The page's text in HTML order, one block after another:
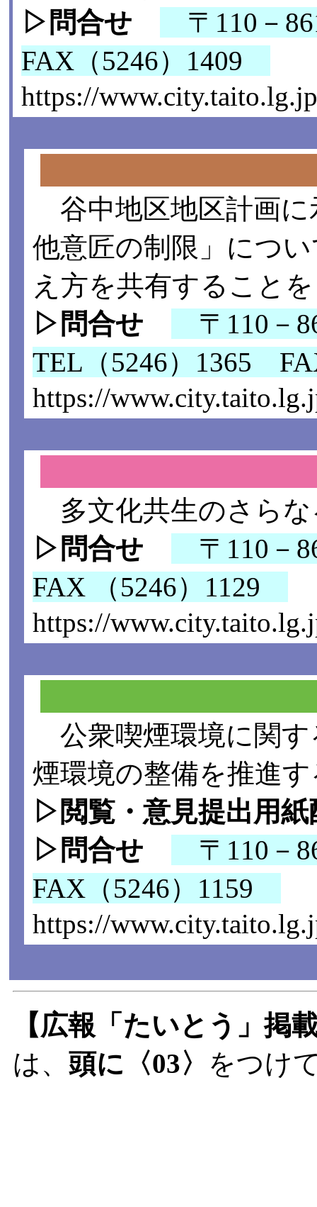
▷問合せ
〒110－
FAX（5246）1409
https://
谷中地区地区計画に
他意匠の制限」につ
え方を共有すること
▷問合せ
〒110－
TEL（5246）1365
https://
多文化共生のさらな
▷問合せ
〒110－
FAX （5246）1129
https://
公衆喫煙環境に関す
煙環境の整備を推進
▷閲覧・意見提出用紙
▷問合せ
〒110－
FAX（5246）1159
https://
【広報「たいとう」掲
は、 頭に〈03〉 をつけ